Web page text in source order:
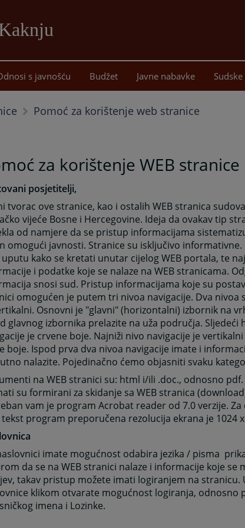
sadržaj
s javnošću Budžet Javne nabavke
Pomoć za korištenje web stranice
za korištenje WEB stranice
posjetitelji,
tvorac ove stranice, kao i ostalih WEB stranica
vijeće Bosne i Hercegovine. Ideja da ovakav tip
od namjere da se pristup informacijama
omogući javnosti. Stranice su isključivo
uputu kako se kretati unutar cijelog WEB portala, te
i podatke koje se nalaze na WEB stranicama.
snosi sud. Pristup informacijama koje su
omogućen je putem tri nivoa navigacije. Dva nivoa
Osnovni je "glavni" (horizontalni) izbornik na
glavnog izbornika prelazite na uža područja. Sljedeći
je crvene boje. Najniži nivo navigacije je
boje. Ispod prva dva nivoa navigacije imate i
nalazite. Pojedinačno ćemo objasniti svaku
na WEB stranici su: html i/ili .doc., odnosno
su formirani za skidanje sa WEB stranica
vam je program Acrobat reader od 7.0 verzije.
tekst program preporučena rezolucija ekrana je 1024 x
imate mogućnost odabira jezika / pisma
da se na WEB stranici nalaze i informacije koje se
takav pristup možete imati logiranjem na stranicu.
klikom otvarate mogućnost logiranja, odnosno
imena i Lozinke.